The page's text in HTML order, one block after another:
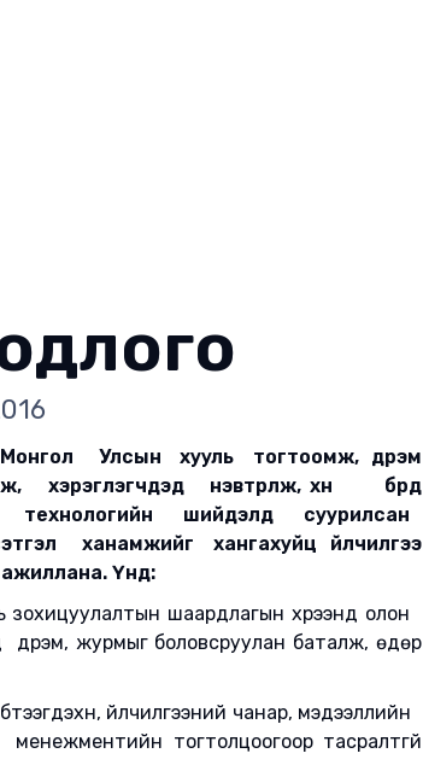
Улсын хууль тогтоомж, дүрэм
нэвтрүүлж, хүн бүрд
технологийн шийдэлд суурилсан
ханамжийг хангахуйц үйлчилгээ
Үүнд:
шаардлагын хүрээнд олон
журмыг боловсруулан баталж, өдөр
үйлчилгээний чанар, мэдээллийн
тогтолцоогоор тасралтгүй